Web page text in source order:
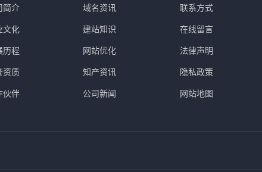
简介
文化
历程
资质
伙伴
域名资讯
建站知识
网站优化
知产资讯
公司新闻
联系方式
在线留言
法律声明
隐私政策
网站地图